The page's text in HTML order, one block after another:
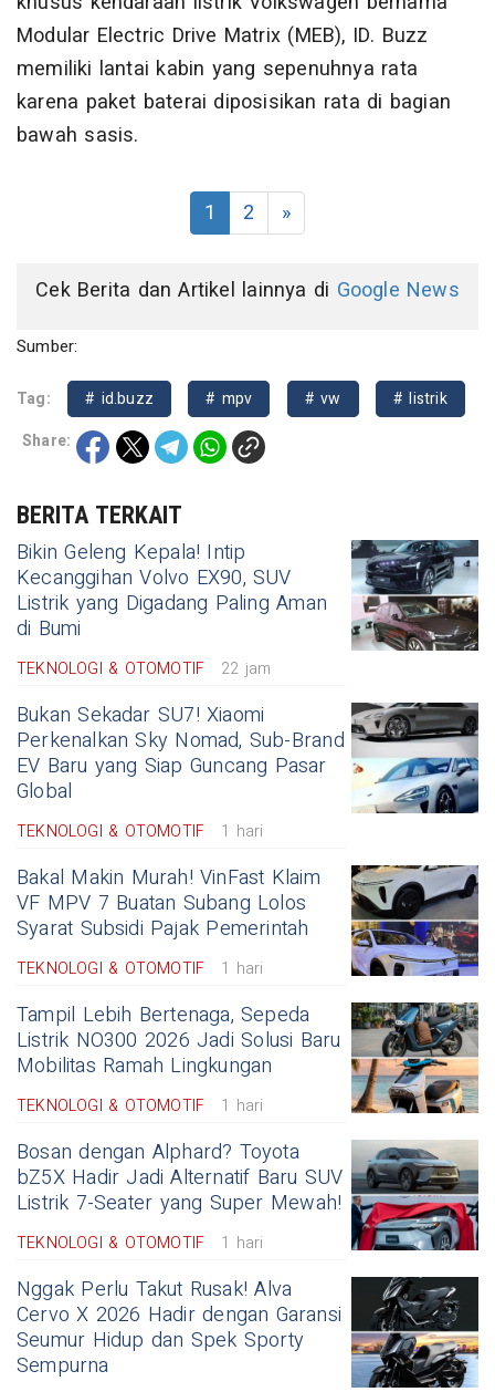
Modular Electric Drive Matrix (MEB), ID. Buzz
memiliki lantai kabin yang sepenuhnya rata
karena paket baterai diposisikan rata di bagian
bawah sasis.
1 2 »
Cek Berita dan Artikel lainnya di Google News
Sumber:
Tag: # id.buzz # mpv # vw
# listrik
Share:
BERITA TERKAIT
Bikin Geleng Kepala! Intip
Kecanggihan Volvo EX90, SUV
Listrik yang Digadang Paling Aman
di Bumi
TEKNOLOGI & OTOMOTIF 22 jam
Bukan Sekadar SU7! Xiaomi
Perkenalkan Sky Nomad, Sub-Brand
EV Baru yang Siap Guncang Pasar
Global
TEKNOLOGI & OTOMOTIF 1 hari
Bakal Makin Murah! VinFast Klaim
VF MPV 7 Buatan Subang Lolos
Syarat Subsidi Pajak Pemerintah
TEKNOLOGI & OTOMOTIF 1 hari
Tampil Lebih Bertenaga, Sepeda
Listrik NO300 2026 Jadi Solusi Baru
Mobilitas Ramah Lingkungan
TEKNOLOGI & OTOMOTIF 1 hari
Bosan dengan Alphard? Toyota
bZ5X Hadir Jadi Alternatif Baru SUV
Listrik 7-Seater yang Super Mewah!
TEKNOLOGI & OTOMOTIF 1 hari
Nggak Perlu Takut Rusak! Alva
Cervo X 2026 Hadir dengan Garansi
Seumur Hidup dan Spek Sporty
Sempurna